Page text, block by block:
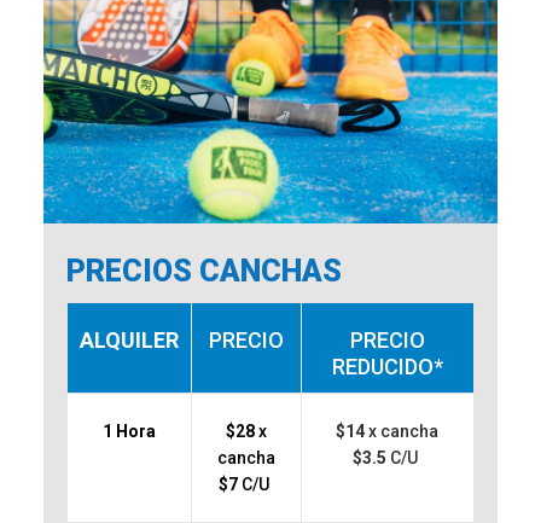
PRECIOS CANCHAS
ALQUILER PRECIO
PRECIO
REDUCIDO*
1 Hora $28x
cancha
$7 C/U
$14x cancha
$3.5 C/U